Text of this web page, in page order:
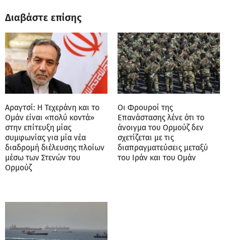
Διαβάστε επίσης
Αραγτσί: Η Τεχεράνη και το
Ομάν είναι «πολύ κοντά»
στην επίτευξη μίας
συμφωνίας για μία νέα
διαδρομή διέλευσης πλοίων
μέσω των Στενών του
Ορμούζ
Οι Φρουροί της
Επανάστασης λένε ότι το
άνοιγμα του Ορμούζ δεν
σχετίζεται με τις
διαπραγματεύσεις μεταξύ
του Ιράν και του Ομάν